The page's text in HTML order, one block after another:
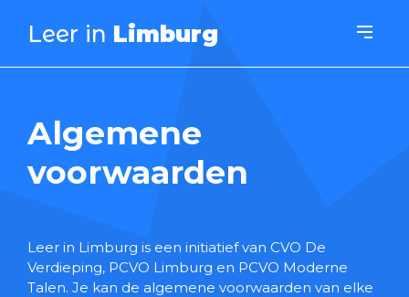
Leer in Limburg
Algemene
voorwaarden
Leer in Limburg is een initiatief van CVO De
Verdieping, PCVO Limburg en PCVO Moderne
Talen. Je kan de algemene voorwaarden van elke